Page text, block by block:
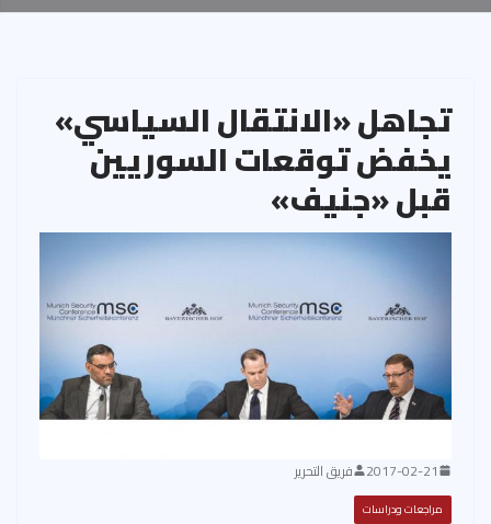
تجاهل «الانتقال السياسي»
يخفض توقعات السوريين
قبل «جنيف»
2017-02-21 فريق التحرير
مراجعات ودراسات